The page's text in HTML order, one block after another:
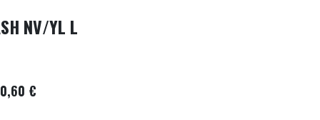
NV/YL L
€